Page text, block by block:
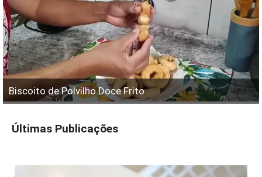
Biscoito de Polvilho Doce Frito
Últimas Publicações